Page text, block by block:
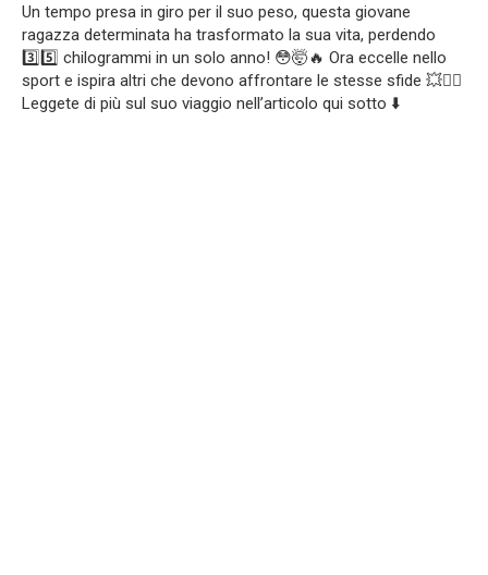
Un tempo presa in giro per il suo peso, questa giovane
ragazza determinata ha trasformato la sua vita, perdendo
3️⃣5️⃣ chilogrammi in un solo anno! 😳🤯🔥 Ora eccelle nello
sport e ispira altri che devono affrontare le stesse sfide 💥❤️‍🔥
Leggete di più sul suo viaggio nell’articolo qui sotto ⬇️